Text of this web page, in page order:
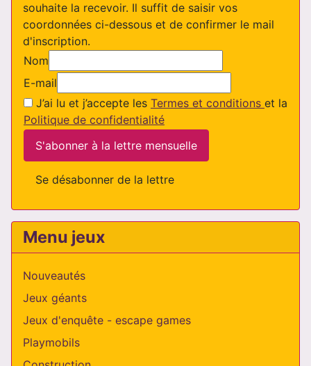
souhaite la recevoir. Il suffit de saisir vos
coordonnées ci-dessous et de confirmer le mail
d'inscription.
Nom
E-mail
J’ai lu et j’accepte les Termes et conditions et la
Politique de confidentialité
S'abonner à la lettre mensuelle
Se désabonner de la lettre
Menu jeux
Nouveautés
Jeux géants
Jeux d'enquête - escape games
Playmobils